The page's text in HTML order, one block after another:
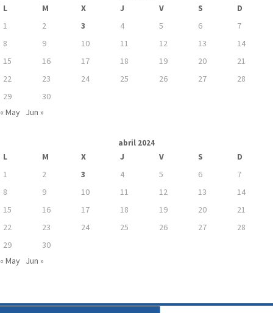
L M X J V S
D
1
2 3 4 5 6
7
8
9 10 11 12 13
14
15
16 17 18 19 20
21
22
23 24 25 26 27
28
29
30
« May Jun »
abril 2024
L M X J V S
D
1
2 3 4 5 6
7
8
9 10 11 12 13
14
15
16 17 18 19 20
21
22
23 24 25 26 27
28
29
30
« May Jun »